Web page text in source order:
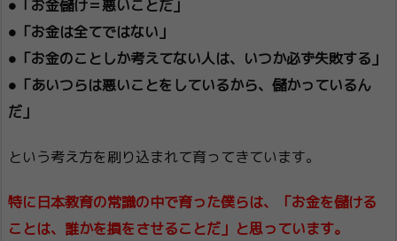
●「お金儲け＝悪いことだ」
●「お金は全てではない」
●「お金のことしか考えてない人は、いつか必ず失敗する」
●「あいつらは悪いことをしているから、儲かっているん
だ」
という考え方を刷り込まれて育ってきています。
特に日本教育の常識の中で育った僕らは、「お金を儲ける
ことは、誰かを損をさせることだ」と思っています。